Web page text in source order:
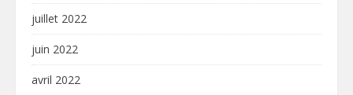
juillet 2022
juin 2022
avril 2022